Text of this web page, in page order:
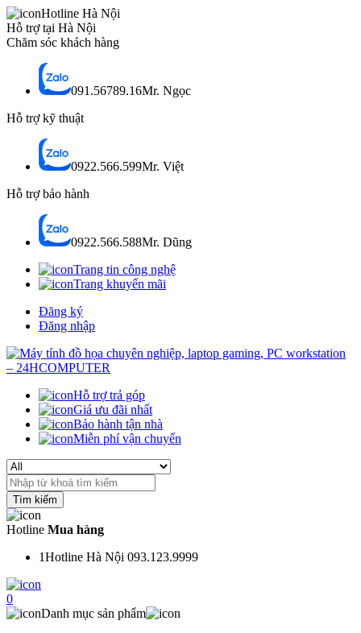
Hotline Hà Nội
Hỗ trợ tại Hà Nội
Chăm sóc khách hàng
091.56789.16Mr. Ngọc
Hỗ trợ kỹ thuật
0922.566.599Mr. Việt
Hỗ trợ bảo hành
0922.566.588Mr. Dũng
Trang tin công nghệ
Trang khuyến mãi
Đăng ký
Đăng nhập
Hỗ trợ trả góp
Giá ưu đãi nhất
Bảo hành tận nhà
Miễn phí vận chuyển
Search
for:
Hotline Mua hàng
1Hotline Hà Nội 093.123.9999
0
Danh mục sản phẩm